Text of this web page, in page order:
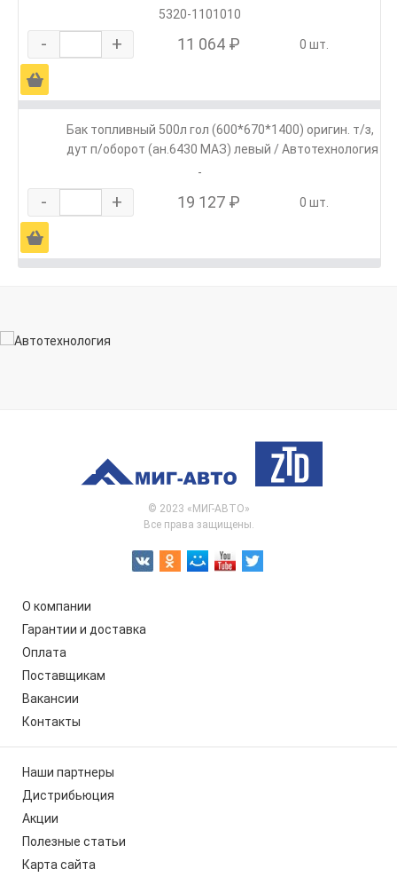
5320-1101010
- + 11 064 ₽ 0 шт.
Ä
Бак топливный 500л гол (600*670*1400) оригин. т/з,
дут п/оборот (ан.6430 МАЗ) левый / Автотехнология
-
- + 19 127 ₽ 0 шт.
Ä
© 2023 «МИГ-АВТО»
Все права защищены.
О компании
Гарантии и доставка
Оплата
Поставщикам
Вакансии
Контакты
Наши партнеры
Дистрибьюция
Акции
Полезные статьи
Карта сайта